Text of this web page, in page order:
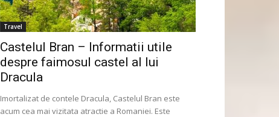
Travel
Castelul Bran – Informatii utile
despre faimosul castel al lui
Dracula
Imortalizat de contele Dracula, Castelul Bran este
acum cea mai vizitata atractie a Romaniei. Este